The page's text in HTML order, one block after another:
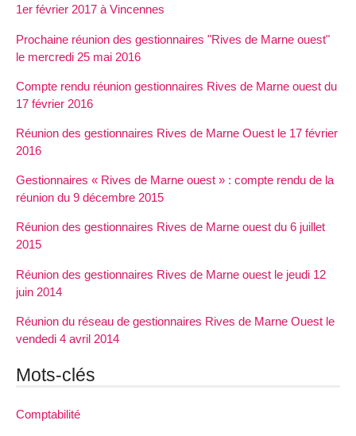
1er février 2017 à Vincennes
Prochaine réunion des gestionnaires "Rives de Marne ouest"
le mercredi 25 mai 2016
Compte rendu réunion gestionnaires Rives de Marne ouest du
17 février 2016
Réunion des gestionnaires Rives de Marne Ouest le 17 février
2016
Gestionnaires « Rives de Marne ouest » : compte rendu de la
réunion du 9 décembre 2015
Réunion des gestionnaires Rives de Marne ouest du 6 juillet
2015
Réunion des gestionnaires Rives de Marne ouest le jeudi 12
juin 2014
Réunion du réseau de gestionnaires Rives de Marne Ouest le
vendedi 4 avril 2014
Mots-clés
Comptabilité